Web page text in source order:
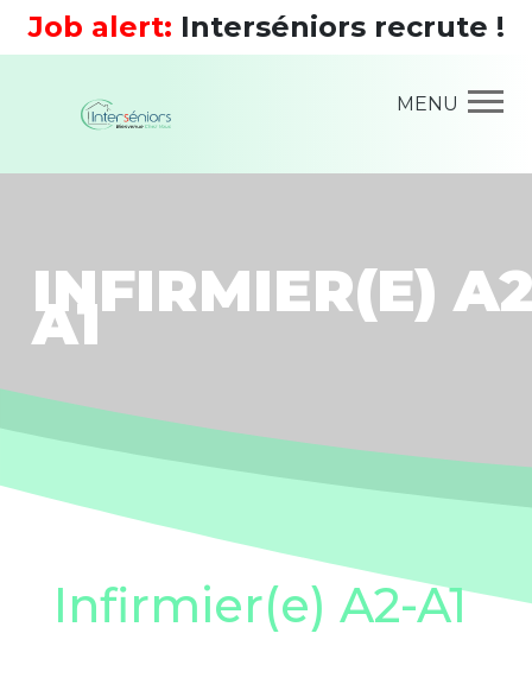
Job alert: Interséniors recrute !
MENU
INFIRMIER(E)
A1
Infirmier(e) A2-A1